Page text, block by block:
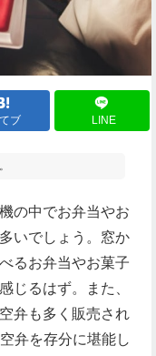
ブ LINE
の中でお弁当やお
いでしょう。窓か
るお弁当やお菓子
じるはず。また、
弁も多く販売され
弁を存分に堪能し